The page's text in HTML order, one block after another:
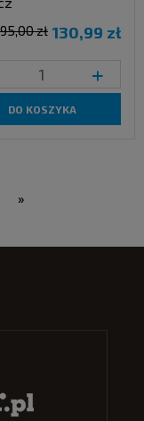
130,99 zł
zł
+
DO KOSZYKA
»